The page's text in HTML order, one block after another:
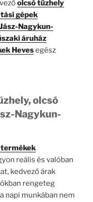
olcsó tűzhely
gépek
Nagykun-
áruház
Hevesegész
olcsó
Nagykun-
termékek
reális és valóban
kedvező árak
rengeteg
napi munkában nem